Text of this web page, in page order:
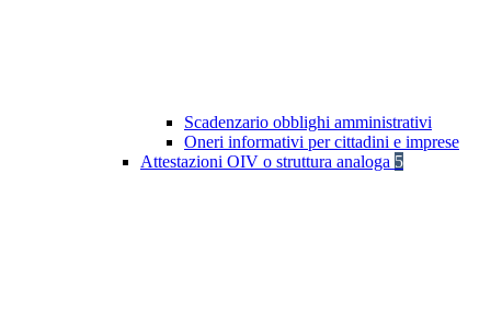
Scadenzario obblighi amministrativi
Oneri informativi per cittadini e imprese
Attestazioni OIV o struttura analoga 5